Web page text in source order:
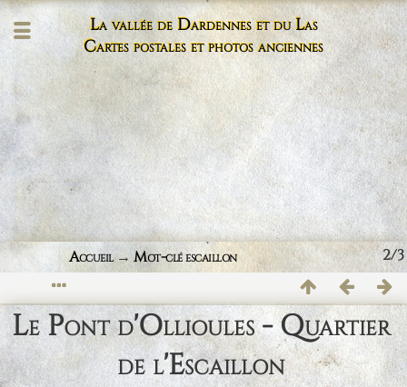
La vallée de Dardennes et du Las
Cartes postales et photos anciennes
2/3
Accueil→Mot-cléescaillon
Le Pont d'Ollioules - Quartier
de l'Escaillon